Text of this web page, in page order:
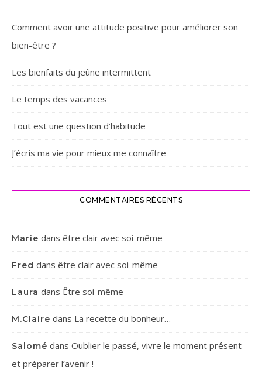
Comment avoir une attitude positive pour améliorer son
bien-être ?
Les bienfaits du jeûne intermittent
Le temps des vacances
Tout est une question d’habitude
J’écris ma vie pour mieux me connaître
COMMENTAIRES RÉCENTS
Marie dans être clair avec soi-même
Fred dans être clair avec soi-même
Laura dans Être soi-même
M.Claire dans La recette du bonheur…
Salomé dans Oublier le passé, vivre le moment présent
et préparer l’avenir !